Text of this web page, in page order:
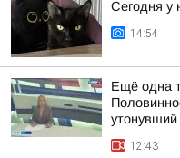
Сегодня у
14:54
Ещё одна
12:43